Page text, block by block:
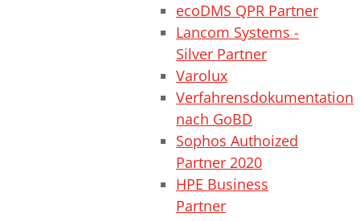
ecoDMS QPR Partner
Lancom Systems -
Silver Partner
Varolux
Verfahrensdokumentation
nach GoBD
Sophos Authoized
Partner 2020
HPE Business
Partner